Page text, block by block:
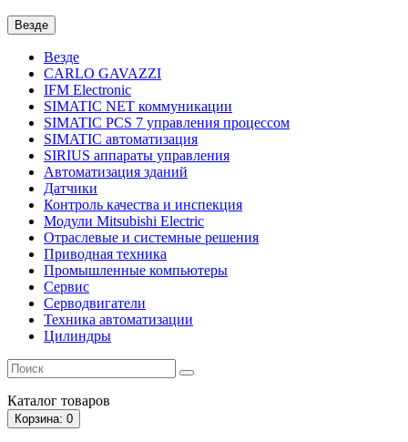
Везде
Везде
CARLO GAVAZZI
IFM Electronic
SIMATIC NET коммуникации
SIMATIC PCS 7 управления процессом
SIMATIC автоматизация
SIRIUS аппараты управления
Автоматизация зданий
Датчики
Контроль качества и инспекция
Модули Mitsubishi Electric
Отраслевые и системные решения
Приводная техника
Промышленные компьютеры
Сервис
Серводвигатели
Техника автоматизации
Цилиндры
Каталог товаров
Корзина: 0